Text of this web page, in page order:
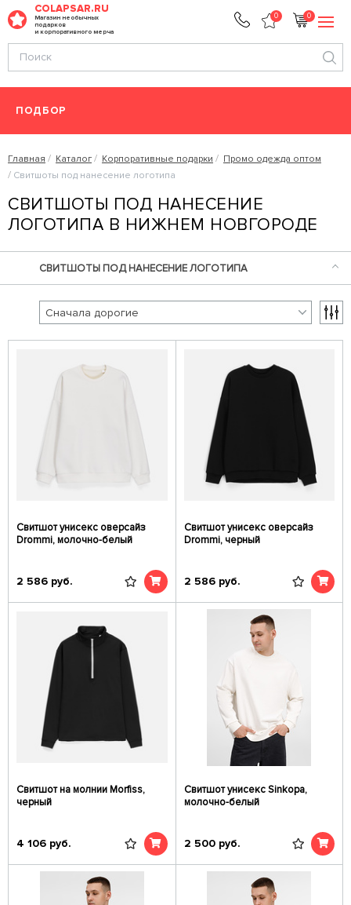
COLAPSAR.RU
Магазин необычных
подарков
и корпоративного мерча
0 0
ПОДБОР
Главная Каталог Корпоративные подарки
Промо одежда оптом
Свитшоты под нанесение логотипа
СВИТШОТЫ ПОД НАНЕСЕНИЕ
ЛОГОТИПА В НИЖНЕМ НОВГОРОДЕ
СВИТШОТЫ ПОД НАНЕСЕНИЕ ЛОГОТИПА
Свитшот унисекс оверсайз
Drommi, молочно-белый
2 586 руб.
Свитшот унисекс оверсайз
Drommi, черный
2 586 руб.
Свитшот на молнии Morfiss,
черный
4 106 руб.
Свитшот унисекс Sinkopa,
молочно-белый
2 500 руб.